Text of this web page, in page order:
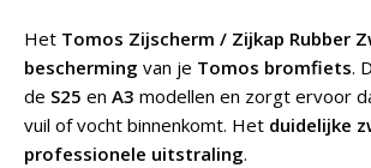
Het Tomos Zijscherm / Zijkap Rubber
bescherming van je Tomos bromfiets.
de S25 en A3 modellen en zorgt ervoor
vuil of vocht binnenkomt. Het duidelijke
professionele uitstraling.